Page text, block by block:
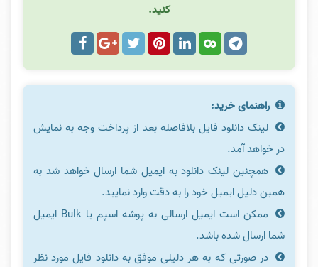
کنید.
راهنمای خرید:
لینک دانلود فایل بلافاصله بعد از پرداخت وجه به نمایش
در خواهد آمد.
همچنین لینک دانلود به ایمیل شما ارسال خواهد شد به
همین دلیل ایمیل خود را به دقت وارد نمایید.
ممکن است ایمیل ارسالی به پوشه اسپم یا Bulk ایمیل
شما ارسال شده باشد.
در صورتی که به هر دلیلی موفق به دانلود فایل مورد نظر